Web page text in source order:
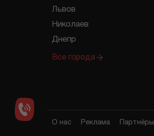
Львов
Николаев
Днепр
Все города
О нас Реклама Партнёры